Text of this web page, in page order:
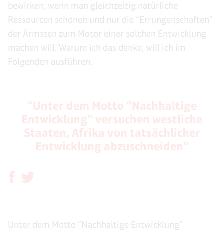
bewirken, wenn man gleichzeitig natürliche
Ressourcen schonen und nur die “Errungenschaften”
der Ärmsten zum Motor einer solchen Entwicklung
machen will. Warum ich das denke, will ich im
Folgenden ausführen.
Unter dem Motto “Nachhaltige Entwicklung”